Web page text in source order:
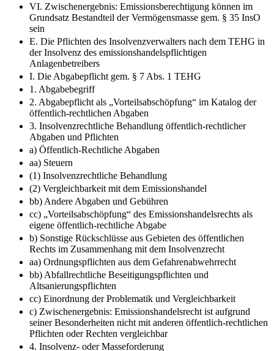
VI. Zwischenergebnis: Emissionsberechtigung können im
Grundsatz Bestandteil der Vermögensmasse gem. § 35 InsO
sein
E. Die Pflichten des Insolvenzverwalters nach dem TEHG in
der Insolvenz des emissionshandelspflichtigen
Anlagenbetreibers
I. Die Abgabepflicht gem. § 7 Abs. 1 TEHG
1. Abgabebegriff
2. Abgabepflicht als „Vorteilsabschöpfung“ im Katalog der
öffentlich-rechtlichen Abgaben
3. Insolvenzrechtliche Behandlung öffentlich-rechtlicher
Abgaben und Pflichten
a) Öffentlich-Rechtliche Abgaben
aa) Steuern
(1) Insolvenzrechtliche Behandlung
(2) Vergleichbarkeit mit dem Emissionshandel
bb) Andere Abgaben und Gebühren
cc) „Vorteilsabschöpfung“ des Emissionshandelsrechts als
eigene öffentlich-rechtliche Abgabe
b) Sonstige Rückschlüsse aus Gebieten des öffentlichen
Rechts im Zusammenhang mit dem Insolvenzrecht
aa) Ordnungspflichten aus dem Gefahrenabwehrrecht
bb) Abfallrechtliche Beseitigungspflichten und
Altsanierungspflichten
cc) Einordnung der Problematik und Vergleichbarkeit
c) Zwischenergebnis: Emissionshandelsrecht ist aufgrund
seiner Besonderheiten nicht mit anderen öffentlich-rechtlichen
Pflichten oder Rechten vergleichbar
4. Insolvenz- oder Masseforderung